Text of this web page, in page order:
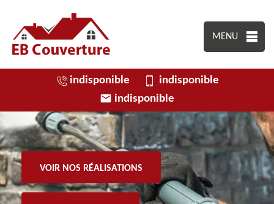
MENU
indisponible
indisponible
indisponible
VOIR NOS RÉALISATIONS